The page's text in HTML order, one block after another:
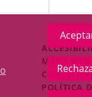
Menú
Legal
Footer
MAPA WEB
POLÍTICA